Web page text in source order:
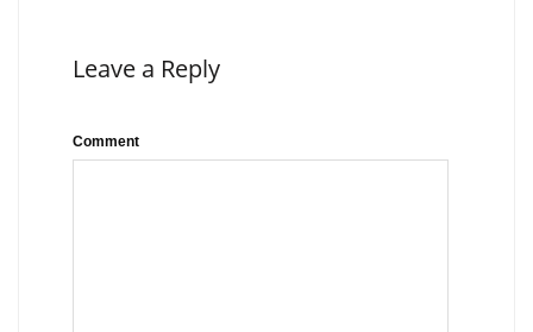
Leave a Reply
Comment